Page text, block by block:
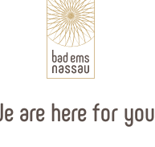
are here for you